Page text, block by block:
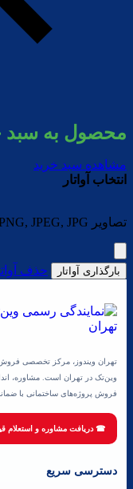
محصول به سبد
مشاهده سبد خرید
انتخاب آواتار
تصاویر PNG, JPEG, JPG بیشترین حجم مجاز 3 مگابایت
بارگذاری آواتار حذف
وین‌تک در تهران است. مشاوره،
فروش پروژه‌های ساختمانی با
☎ دریافت مشاوره و استعلام
دسترسی سریع